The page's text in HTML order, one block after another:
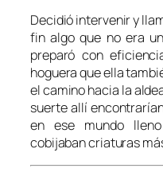
Decidió intervenir y
fin algo que no era
preparó con
hoguera que ella
el camino hacia la
suerte allí
en ese mundo
cobijaban criaturas